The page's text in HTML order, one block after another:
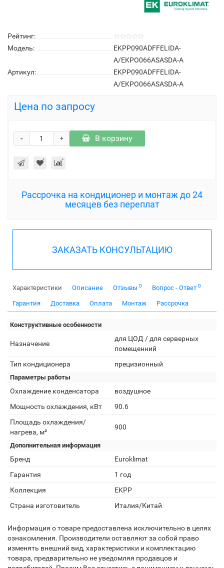
Рейтинг:
Модель:
EKPP090ADFFELIDA-
A/EKPO066ASASDA-A
Артикул:
EKPP090ADFFELIDA-
A/EKPO066ASASDA-A
Цена по запросу
+
- В корзину
Рассрочка на кондиционер и монтаж до 24
месяцев без переплат
ЗАКАЗАТЬ КОНСУЛЬТАЦИЮ
Характеристики Описание Отзывы 0 Вопрос - Ответ 0
Гарантия Доставка Оплата Монтаж Рассрочка
Конструктивные особенности
Назначение
для ЦОД / для серверных
помещенний
Тип кондиционера
прецизионный
Параметры работы
Охлаждение конденсатора
воздушное
Мощность охлаждения, кВт
90.6
Площадь охлаждения/
нагрева, м²
900
Дополнительная информация
Бренд
Euroklimat
Гарантия
1 год
Коллекция
EKPP
Страна изготовитель
Италия/Китай
Информация о товаре предоставлена исключительно в целях
ознакомления. Производители оставляют за собой право
изменять внешний вид, характеристики и комплектацию
товара, предварительно не уведомляя продавцов и